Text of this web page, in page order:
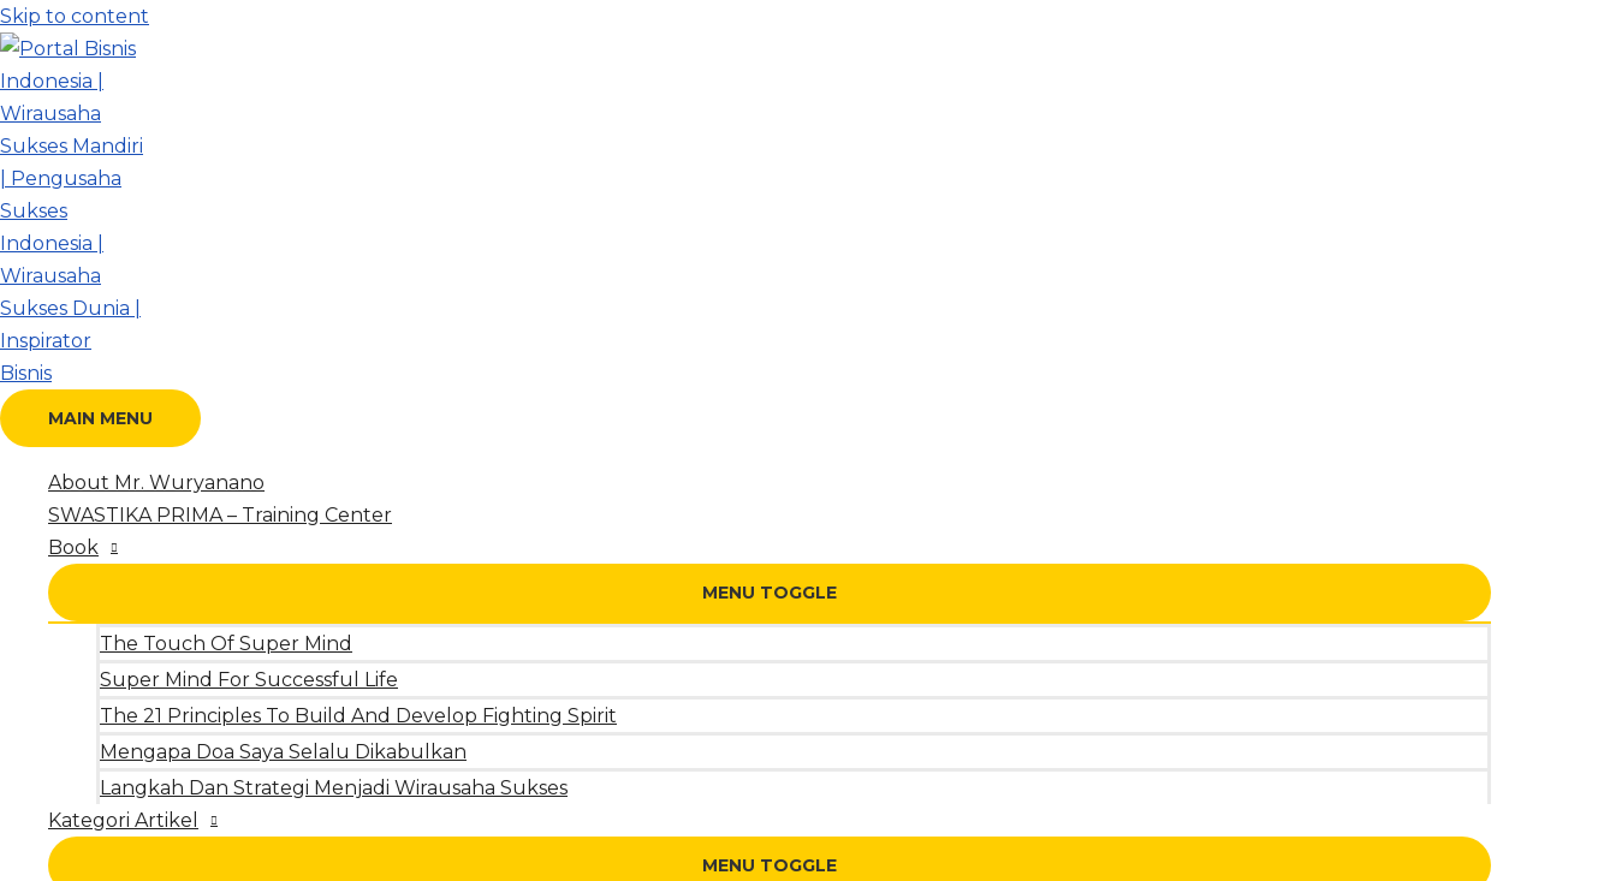
Skip to content
MAIN MENU
About Mr. Wuryanano
SWASTIKA PRIMA – Training Center
Book
MENU TOGGLE
The Touch Of Super Mind
Super Mind For Successful Life
The 21 Principles To Build And Develop Fighting Spirit
Mengapa Doa Saya Selalu Dikabulkan
Langkah Dan Strategi Menjadi Wirausaha Sukses
Kategori Artikel
MENU TOGGLE